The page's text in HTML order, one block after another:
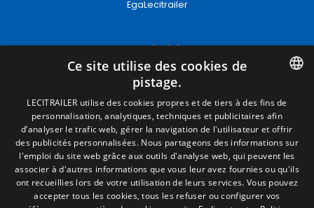
EgaLecitrailer
Termes juridiques
Mentions Légales
Politique de Confidentialité
Politique de Cookies
Conditions générales de vente
Gérer les cookies
Contact
Camino de los Huertos, S/N. Apdo 100
SPANISH
ENGLISH
FRENCH
ITALIAN
PORTUGUESE
Ce site utilise des cookies de
pistage.
LECITRAILER utilise des cookies propres et de tiers à des fins de
personnalisation, analytiques, techniques et publicitaires afin
d’analyser le trafic web, gérer la navigation de l'utilisateur et offrir
des publicités personnalisées. Nous partageons des informations sur
l'emploi du site web grâce aux outils d'analyse web, qui peuvent les
associer à d'autres informations que vous leur avez fournies ou qu'ils
ont recueillies lors de votre utilisation de leurs services. Vous pouvez
accepter tous les cookies, tous les refuser ou configurer vos